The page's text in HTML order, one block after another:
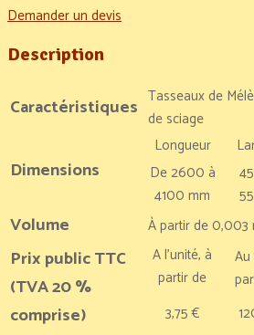
Demander un devis
Description
Caractéristiques Tasseaux de
de sciage
Dimensions
Longueur
De 2600 à
4100 mm
Volume À partir de 0,003
Prix public TTC
(TVA 20 %
comprise)
A l’unité, à
partir de
3,75 €